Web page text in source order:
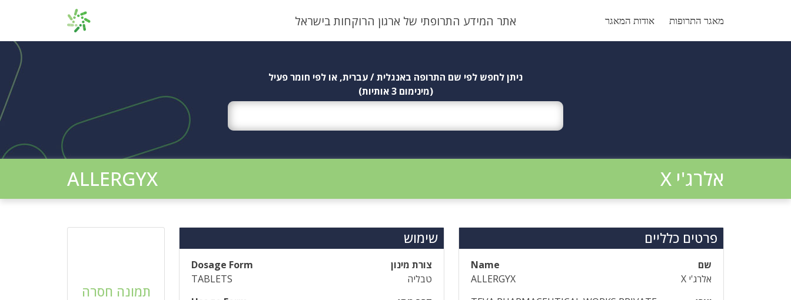
מאגר התרופות אודות המאגר אתר המידע התרופתי של ארגון הרוקחות בישראל
ניתן לחפש לפי שם התרופה באנגלית / עברית, או לפי חומר פעיל
(מינימום 3 אותיות)
אלרג'י X ALLERGYX
פרטים כלליים
שם
Name
אלרג'י X
ALLERGYX
שימוש
צורת מינון
Dosage Form
טבליה
TABLETS
תמונה חסרה